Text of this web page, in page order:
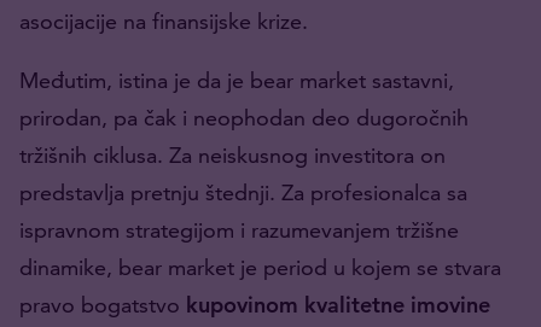
asocijacije na finansijske krize.
Međutim, istina je da je bear market sastavni,
prirodan, pa čak i neophodan deo dugoročnih
tržišnih ciklusa. Za neiskusnog investitora on
predstavlja pretnju štednji. Za profesionalca sa
ispravnom strategijom i razumevanjem tržišne
dinamike, bear market je period u kojem se stvara
pravo bogatstvo kupovinom kvalitetne imovine